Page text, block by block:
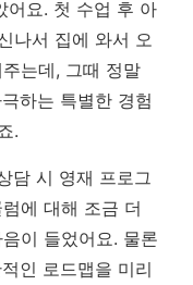
어요. 첫 수업 후 아
나서 집에 와서 오
는데, 그때 정말
하는 특별한 경험
.
담 시 영재 프로그
에 대해 조금 더
이 들었어요. 물론
인 로드맵을 미리